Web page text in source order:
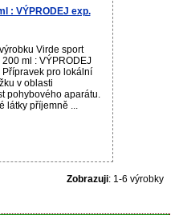
: VÝPRODEJ exp.
Virde sport
ml : VÝPRODEJ
pro lokální
v oblasti
pohybového aparátu.
látky příjemně ...
Zobrazuji: 1-6 výrobky